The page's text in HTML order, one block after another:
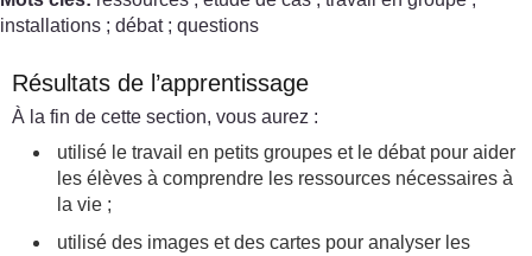
installations ; débat ; questions
Résultats de l’apprentissage
À la fin de cette section, vous aurez :
utilisé le travail en petits groupes et le débat pour aider
les élèves à comprendre les ressources nécessaires à
la vie ;
utilisé des images et des cartes pour analyser les